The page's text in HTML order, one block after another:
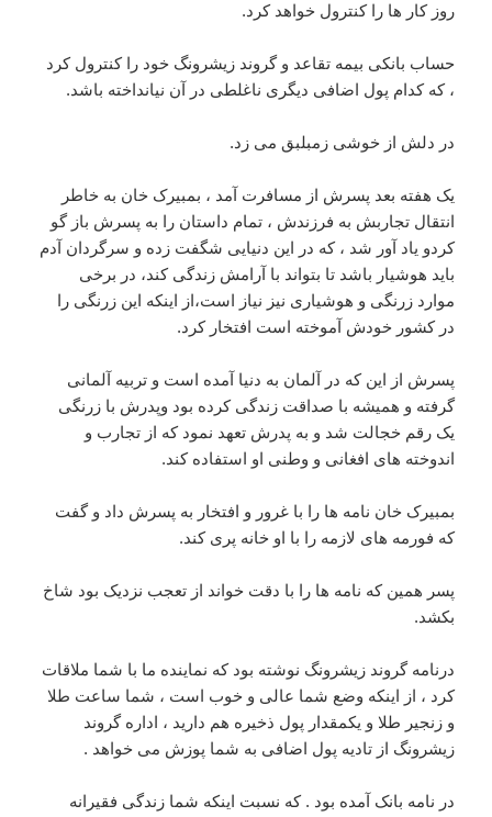
روز کار ها را کنترول خواهد کرد.
حساب بانکی بیمه تقاعد و گروند زیشرونگ خود را کنترول کرد
، که کدام پول اضافی دیگری ناغلطی در آن نیانداخته باشد.
در دلش از خوشی زمبلبق می زد.
یک هفته بعد پسرش از مسافرت آمد ، بمبیرک خان به خاطر
انتقال تجاربش به فرزندش ، تمام داستان را به پسرش باز گو
کردو یاد آور شد ، که در این دنیایی شگفت زده و سرگردان آدم
باید هوشیار باشد تا بتواند با آرامش زندگی کند، در برخی
موارد زرنگی و هوشیاری نیز نیاز است،از اینکه این زرنگی را
در کشور خودش آموخته است افتخار کرد.
پسرش از این که در آلمان به دنیا آمده است و تربیه آلمانی
گرفته و همیشه با صداقت زندگی کرده بود وپدرش با زرنگی
یک رقم خجالت شد و به پدرش تعهد نمود که از تجارب و
اندوخته های افغانی و وطنی او استفاده کند.
بمبیرک خان نامه ها را با غرور و افتخار به پسرش داد و گفت
که فورمه های لازمه را با او خانه پری کند.
پسر همین که نامه ها را با دقت خواند از تعجب نزدیک بود شاخ
بکشد.
درنامه گروند زیشرونگ نوشته بود که نماینده ما با شما ملاقات
کرد ، از اینکه وضع شما عالی و خوب است ، شما ساعت طلا
و زنجیر طلا و یکمقدار پول ذخیره هم دارید ، اداره گروند
زیشرونگ از تادیه پول اضافی به شما پوزش می خواهد .
در نامه بانک آمده بود . که نسبت اینکه شما زندگی فقیرانه